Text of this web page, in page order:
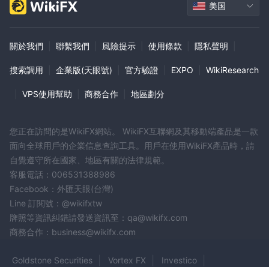
美国
關於我們 聯繫我們 風險提示 使用條款 隱私聲明
搜索調用 企業版(天眼號) 官方驗證 EXPO WikiResearch
VPS使用幫助 商務合作 地區劃分
您正在訪問的是WikiFX網站。 WikiFX互聯網及其移動端產品是一款
面向全球用戶的企業信息查詢工具。用戶在使用WikiFX產品時，請
自覺遵守所在國家、地區有關的法律規範。
客服電話：006531388986
Facebook：外匯天眼(台灣)
Line 訂閱號：@wikifxtw
牌照等資訊糾錯請發送資訊至：qa@wikifx.com
商務合作：business@wikifx.com
Goldstone Securities Vortex FX Investico